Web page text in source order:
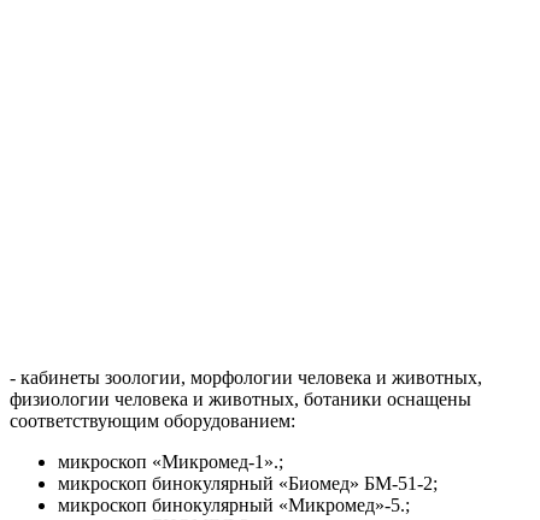
- кабинеты зоологии, морфологии человека и животных,
физиологии человека и животных, ботаники оснащены
соответствующим оборудованием:
микроскоп «Микромед-1».;
микроскоп бинокулярный «Биомед» БМ-51-2;
микроскоп бинокулярный «Микромед»-5.;